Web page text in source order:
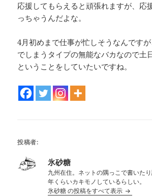
応援してもらえると頑張れますが、応
っちゃうんだよな。
4月初めまで仕事が忙しそうなんです
でしまうタイプの無能なバカなので土
ということをしていたいですね。
投稿者:
氷砂糖
九州在住。ネットの隅っこで書いた
年くらいカキモノしているらしい。
氷砂糖 の投稿をすべて表示